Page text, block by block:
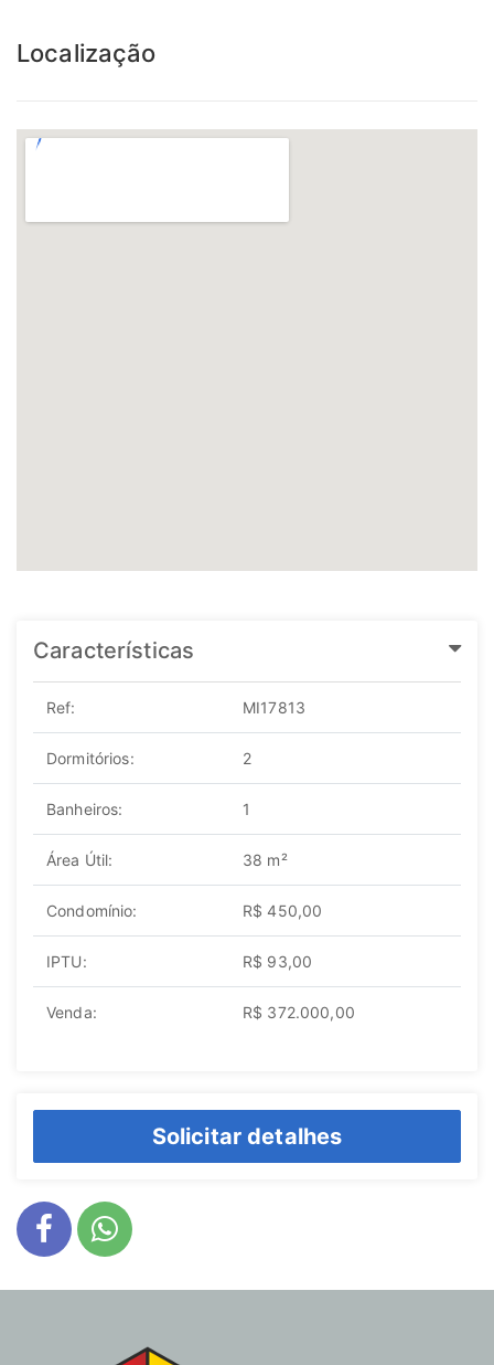
Localização
Características
Ref: MI17813
Dormitórios: 2
Banheiros: 1
Área Útil: 38 m²
Condomínio: R$ 450,00
IPTU: R$ 93,00
Venda: R$ 372.000,00
Solicitar detalhes